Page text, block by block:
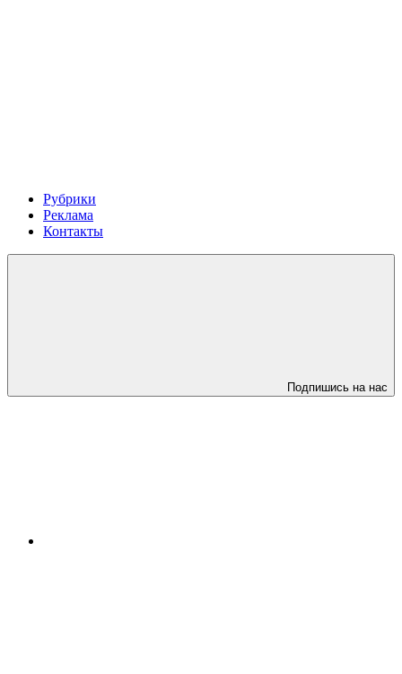
Рубрики
Реклама
Контакты
Подпишись на нас